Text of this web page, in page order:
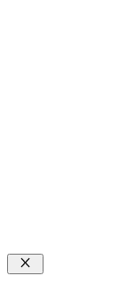
Schließen